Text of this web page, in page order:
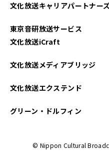
文化放送キャリアパートナー
東京音研放送サービス
文化放送iCraft
文化放送メディアブリッジ
文化放送エクステンド
グリーン・ドルフィン
© Nippon Cultural